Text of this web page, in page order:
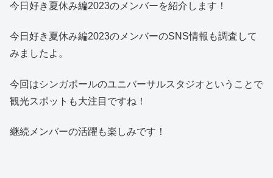
今日好き夏休み編2023のメンバーを紹介します！
今日好き夏休み編2023のメンバーのSNS情報も調査して
みましたよ。
今回はシンガポールのユニバーサルスタジオということで
観光スポットも大注目ですね！
継続メンバーの活躍も楽しみです！